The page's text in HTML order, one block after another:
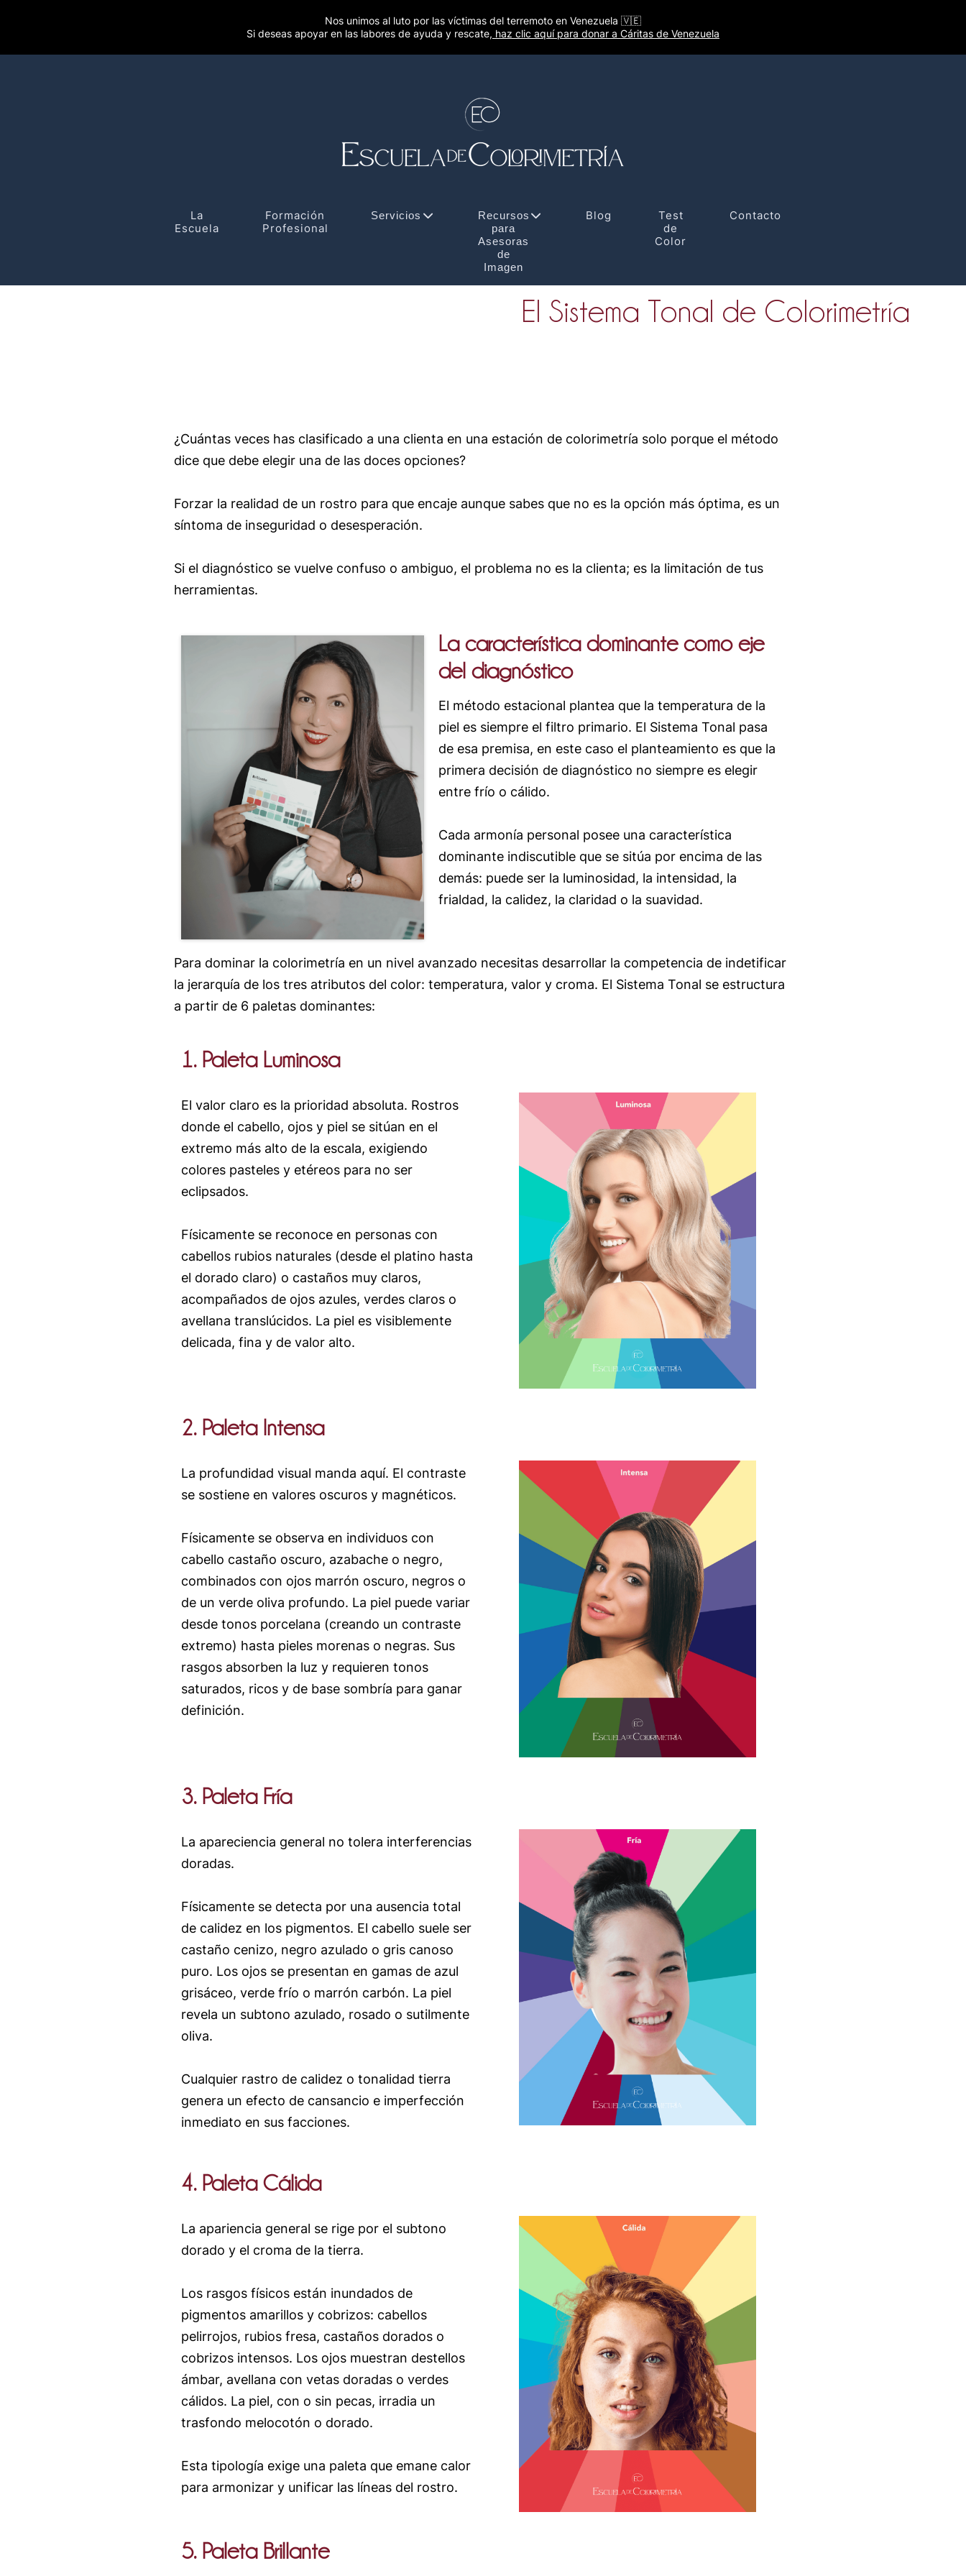
Nos unimos al luto por las víctimas del terremoto en Venezuela 🇻🇪
Si deseas apoyar en las labores de ayuda y rescate, haz clic aquí para donar a Cáritas de Venezuela
La
Escuela
Formación
Profesional
Servicios
Recursos
para
Asesoras
de
Imagen
Blog
Test
de
Color
Contacto
El Sistema Tonal de Colorimetría
¿Cuántas veces has clasificado a una clienta en una estación de colorimetría solo porque el método
dice que debe elegir una de las doces opciones?
Forzar la realidad de un rostro para que encaje aunque sabes que no es la opción más óptima, es un
síntoma de inseguridad o desesperación.
Si el diagnóstico se vuelve confuso o ambiguo, el problema no es la clienta; es la limitación de tus
herramientas.
La característica dominante como eje
del diagnóstico
El método estacional plantea que la temperatura de la
piel es siempre el filtro primario. El Sistema Tonal pasa
de esa premisa, en este caso el planteamiento es que la
primera decisión de diagnóstico no siempre es elegir
entre frío o cálido.
Cada armonía personal posee una característica
dominante indiscutible que se sitúa por encima de las
demás: puede ser la luminosidad, la intensidad, la
frialdad, la calidez, la claridad o la suavidad.
Para dominar la colorimetría en un nivel avanzado necesitas desarrollar la competencia de indetificar
la jerarquía de los tres atributos del color: temperatura, valor y croma. El Sistema Tonal se estructura
a partir de 6 paletas dominantes:
1. Paleta Luminosa
El valor claro es la prioridad absoluta. Rostros
donde el cabello, ojos y piel se sitúan en el
extremo más alto de la escala, exigiendo
colores pasteles y etéreos para no ser
eclipsados.
Físicamente se reconoce en personas con
cabellos rubios naturales (desde el platino hasta
el dorado claro) o castaños muy claros,
acompañados de ojos azules, verdes claros o
avellana translúcidos. La piel es visiblemente
delicada, fina y de valor alto.
2. Paleta Intensa
La profundidad visual manda aquí. El contraste
se sostiene en valores oscuros y magnéticos.
Físicamente se observa en individuos con
cabello castaño oscuro, azabache o negro,
combinados con ojos marrón oscuro, negros o
de un verde oliva profundo. La piel puede variar
desde tonos porcelana (creando un contraste
extremo) hasta pieles morenas o negras. Sus
rasgos absorben la luz y requieren tonos
saturados, ricos y de base sombría para ganar
definición.
3. Paleta Fría
La apareciencia general no tolera interferencias
doradas.
Físicamente se detecta por una ausencia total
de calidez en los pigmentos. El cabello suele ser
castaño cenizo, negro azulado o gris canoso
puro. Los ojos se presentan en gamas de azul
grisáceo, verde frío o marrón carbón. La piel
revela un subtono azulado, rosado o sutilmente
oliva.
Cualquier rastro de calidez o tonalidad tierra
genera un efecto de cansancio e imperfección
inmediato en sus facciones.
4. Paleta Cálida
La apariencia general se rige por el subtono
dorado y el croma de la tierra.
Los rasgos físicos están inundados de
pigmentos amarillos y cobrizos: cabellos
pelirrojos, rubios fresa, castaños dorados o
cobrizos intensos. Los ojos muestran destellos
ámbar, avellana con vetas doradas o verdes
cálidos. La piel, con o sin pecas, irradia un
trasfondo melocotón o dorado.
Esta tipología exige una paleta que emane calor
para armonizar y unificar las líneas del rostro.
5. Paleta Brillante